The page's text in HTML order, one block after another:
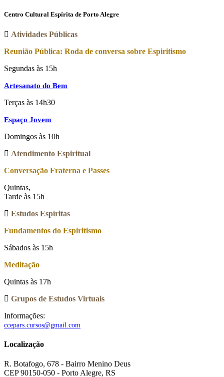
Centro Cultural Espírita de Porto Alegre
Atividades Públicas
Reunião Pública: Roda de conversa sobre Espiritismo
Segundas às 15h
Artesanato do Bem
Terças às 14h30
Espaço Jovem
Domingos às 10h
Atendimento Espiritual
Conversação Fraterna e Passes
Quintas,
Tarde às 15h
Estudos Espíritas
Fundamentos do Espiritismo
Sábados às 15h
Meditação
Quintas às 17h
Grupos de Estudos Virtuais
Informações:
ccepars.cursos@gmail.com
Localização
R. Botafogo, 678 - Bairro Menino Deus
CEP 90150-050 - Porto Alegre, RS